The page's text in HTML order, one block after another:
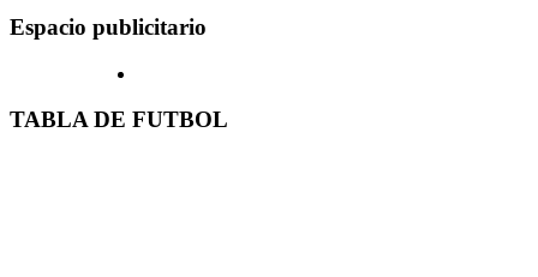
Espacio publicitario
TABLA DE FUTBOL